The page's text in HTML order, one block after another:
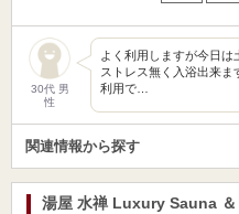
30代 男
性
よく利用しますが今日は
ストレス無く入浴出来
利用で…
関連情報から探す
湯屋 水禅 Luxury Sauna